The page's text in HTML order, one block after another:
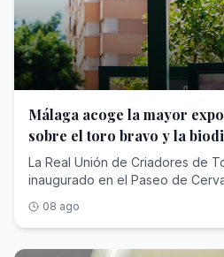
Málaga acoge la mayor
sobre el toro bravo y la
La Real Unión de Criadores de
inaugurado en el Paseo de
biodiversidad» , una propuesta
impulsada por la Diputación
de la programación del 150
08 ago